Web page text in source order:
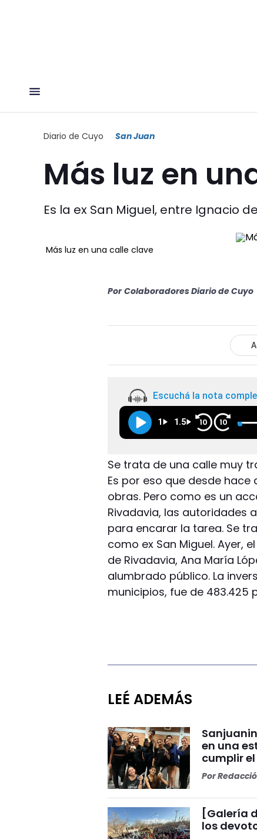
Diario de Cuyo San Juan
Más luz en
Es la ex San Miguel, entre Ignacio
Más luz en una calle clave
Por Colaboradores Diario de Cuyo
Escuchá la nota
1 1.5 10 10
Se trata de una calle muy
Es por eso que desde
obras. Pero como es un
Rivadavia, las autoridades
para encarar la tarea. Se
como ex San Miguel. Ayer,
de Rivadavia, Ana María
alumbrado público. La
municipios, fue de 483.425
LEÉ ADEMÁS
en una
cumplir
Por
[Galería
los